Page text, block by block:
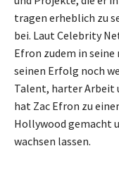
tragen erheblich zu
bei. Laut Celebrity
Efron zudem in
seinen Erfolg noch
Talent, harter Arbeit
hat Zac Efron zu
Hollywood gemacht
wachsen lassen.